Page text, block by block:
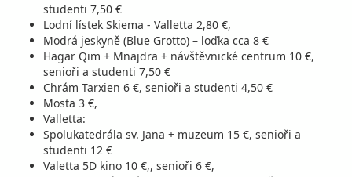
studenti 7,50 €
Lodní lístek Skiema - Valletta 2,80 €,
Modrá jeskyně (Blue Grotto) – loďka cca 8 €
Hagar Qim + Mnajdra + návštěvnické centrum 10 €,
senioři a studenti 7,50 €
Chrám Tarxien 6 €, senioři a studenti 4,50 €
Mosta 3 €,
Valletta:
Spolukatedrála sv. Jana + muzeum 15 €, senioři a
studenti 12 €
Valetta 5D kino 10 €,, senioři 6 €,